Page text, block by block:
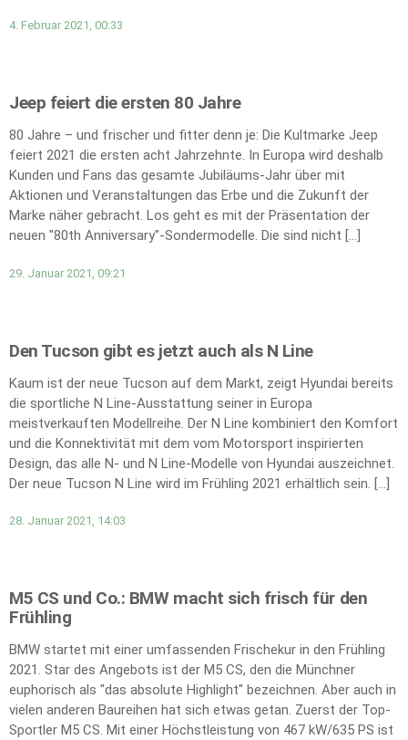
4. Februar 2021, 00:33
Jeep feiert die ersten 80 Jahre
80 Jahre – und frischer und fitter denn je: Die Kultmarke Jeep
feiert 2021 die ersten acht Jahrzehnte. In Europa wird deshalb
Kunden und Fans das gesamte Jubiläums-Jahr über mit
Aktionen und Veranstaltungen das Erbe und die Zukunft der
Marke näher gebracht. Los geht es mit der Präsentation der
neuen "80th Anniversary"-Sondermodelle. Die sind nicht […]
29. Januar 2021, 09:21
Den Tucson gibt es jetzt auch als N Line
Kaum ist der neue Tucson auf dem Markt, zeigt Hyundai bereits
die sportliche N Line-Ausstattung seiner in Europa
meistverkauften Modellreihe. Der N Line kombiniert den Komfort
und die Konnektivität mit dem vom Motorsport inspirierten
Design, das alle N- und N Line-Modelle von Hyundai auszeichnet.
Der neue Tucson N Line wird im Frühling 2021 erhältlich sein. […]
28. Januar 2021, 14:03
M5 CS und Co.: BMW macht sich frisch für den
Frühling
BMW startet mit einer umfassenden Frischekur in den Frühling
2021. Star des Angebots ist der M5 CS, den die Münchner
euphorisch als "das absolute Highlight" bezeichnen. Aber auch in
vielen anderen Baureihen hat sich etwas getan. Zuerst der Top-
Sportler M5 CS. Mit einer Höchstleistung von 467 kW/635 PS ist